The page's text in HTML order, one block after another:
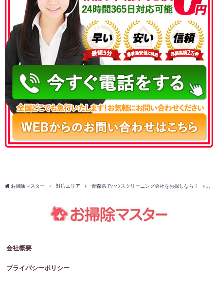
050-3177-5687
お掃除マスター 対応エリア 青森県でハウスクリーニング会社をお探しなら！
会社概要
プライバシーポリシー